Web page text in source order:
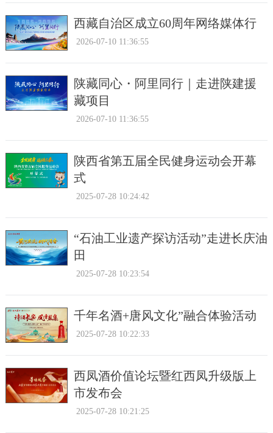
西藏自治区成立60周年网络媒体行
2026-07-10 11:36:55
陕藏同心・阿里同行｜走进陕建援
藏项目
2026-07-10 11:36:55
陕西省第五届全民健身运动会开幕
式
2025-07-28 10:24:42
“石油工业遗产探访活动”走进长庆油
田
2025-07-28 10:23:54
千年名酒+唐风文化”融合体验活动
2025-07-28 10:22:33
西凤酒价值论坛暨红西凤升级版上
市发布会
2025-07-28 10:21:25